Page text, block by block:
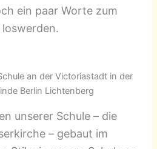
ein paar Worte zum
an der Victoriastadt in der
Berlin Lichtenberg
unserer Schule – die
– gebaut im